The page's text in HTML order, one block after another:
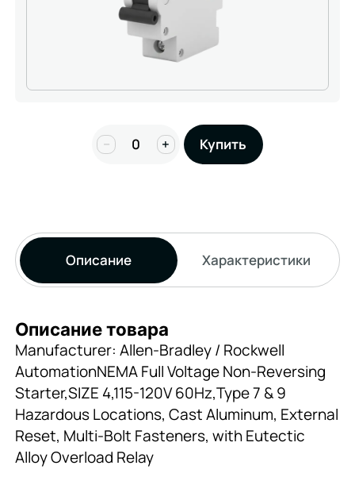
− + Купить
Описание Характеристики
Описание товара
Manufacturer: Allen-Bradley / Rockwell
AutomationNEMA Full Voltage Non-Reversing
Starter,SIZE 4,115-120V 60Hz,Type 7 & 9
Hazardous Locations, Cast Aluminum, External
Reset, Multi-Bolt Fasteners, with Eutectic
Alloy Overload Relay